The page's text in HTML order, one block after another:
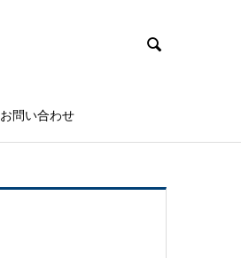

お問い合わせ